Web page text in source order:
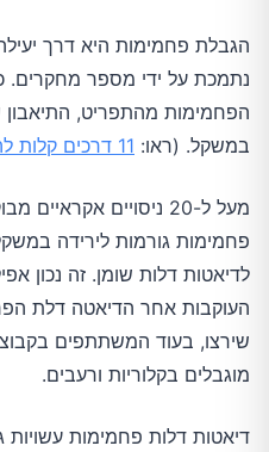
הגבלת פחמימות היא דרך
נתמכת על ידי מספר
הפחמימות מהתפריט, התיאבון
במשקל. (ראו: 11 דרכים קלות להפחית את צריכת הפחמימות
מעל ל-20 ניסויים
לדיאטות דלות שומן. זה נכון
העוקבות אחר הדיאטה דלת
שירצו, בעוד המשתתפים
מוגבלים בקלוריות ורעבים.
דיאטות דלות פחמימות